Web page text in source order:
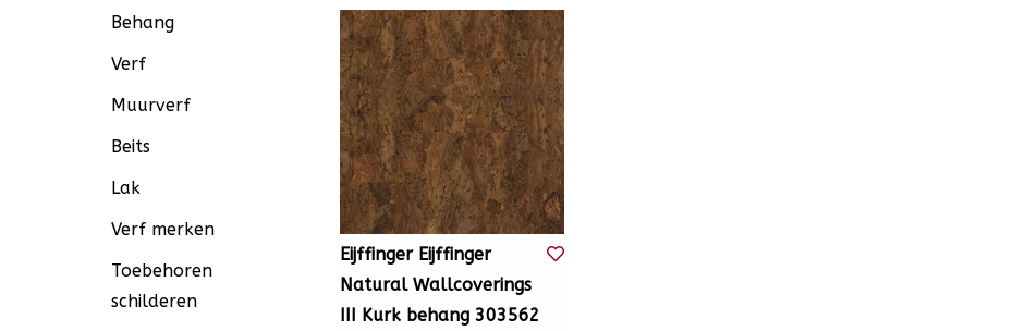
Behang
Verf
Muurverf
Beits
Lak
Verf merken
Toebehoren
schilderen
Eijffinger Eijffinger
Natural Wallcoverings
III Kurk behang 303562